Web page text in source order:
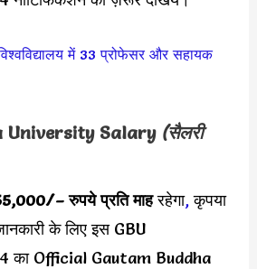
में 33 प्रोफेसर और सहायक
University Salary (सैलरी
– रुपये प्रति माहरहेगा,कृपया
के लिए इस GBU
का Official Gautam Buddha